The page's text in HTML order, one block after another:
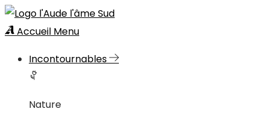
Accueil Menu
Incontournables
Nature